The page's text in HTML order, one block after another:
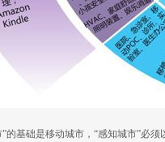
”的基础是移动城市，“感知城市”必